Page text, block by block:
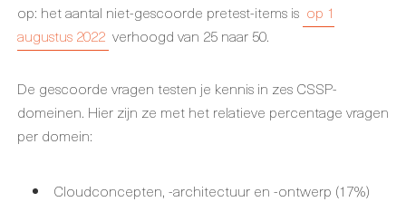
op: het aantal niet-gescoorde pretest-items is op 1
augustus 2022 verhoogd van 25 naar 50.
De gescoorde vragen testen je kennis in zes CSSP-
domeinen. Hier zijn ze met het relatieve percentage vragen
per domein:
Cloudconcepten, -architectuur en -ontwerp (17%)